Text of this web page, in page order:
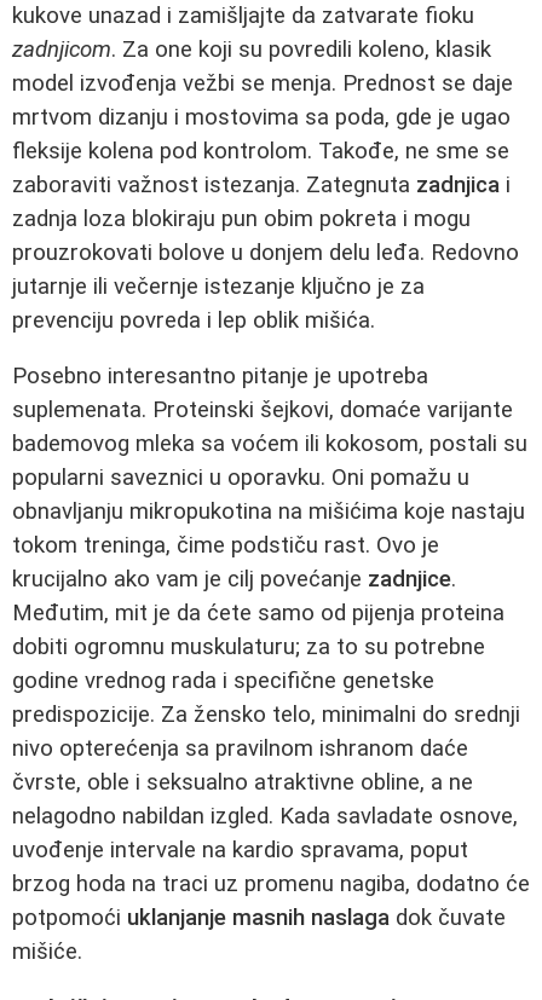
kukove unazad i zamišljajte da zatvarate fioku
zadnjicom. Za one koji su povredili koleno, klasik
model izvođenja vežbi se menja. Prednost se daje
mrtvom dizanju i mostovima sa poda, gde je ugao
fleksije kolena pod kontrolom. Takođe, ne sme se
zaboraviti važnost istezanja. Zategnuta zadnjica i
zadnja loza blokiraju pun obim pokreta i mogu
prouzrokovati bolove u donjem delu leđa. Redovno
jutarnje ili večernje istezanje ključno je za
prevenciju povreda i lep oblik mišića.
Posebno interesantno pitanje je upotreba
suplemenata. Proteinski šejkovi, domaće varijante
bademovog mleka sa voćem ili kokosom, postali su
popularni saveznici u oporavku. Oni pomažu u
obnavljanju mikropukotina na mišićima koje nastaju
tokom treninga, čime podstiču rast. Ovo je
krucijalno ako vam je cilj povećanje zadnjice.
Međutim, mit je da ćete samo od pijenja proteina
dobiti ogromnu muskulaturu; za to su potrebne
godine vrednog rada i specifične genetske
predispozicije. Za žensko telo, minimalni do srednji
nivo opterećenja sa pravilnom ishranom daće
čvrste, oble i seksualno atraktivne obline, a ne
nelagodno nabildan izgled. Kada savladate osnove,
uvođenje intervale na kardio spravama, poput
brzog hoda na traci uz promenu nagiba, dodatno će
potpomoći uklanjanje masnih naslaga dok čuvate
mišiće.